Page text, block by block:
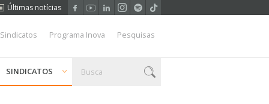
Últimas notícias
Programa Inova Pesquisas
SINDICATOS